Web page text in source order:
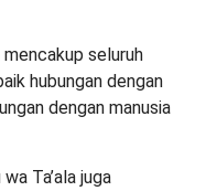
mencakup seluruh
hubungan dengan
dengan manusia
wa Ta’ala juga